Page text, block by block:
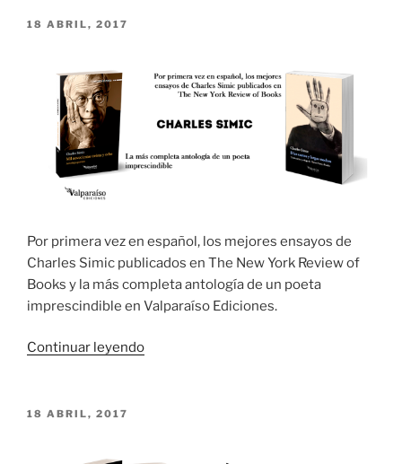
PUBLICADO
18 ABRIL, 2017
Por primera vez en español, los mejores ensayos de
Charles Simic publicados en The New York Review of
Books y la más completa antología de un poeta
imprescindible en Valparaíso Ediciones.
Continuar leyendo«Charles
PUBLICADO
18 ABRIL, 2017